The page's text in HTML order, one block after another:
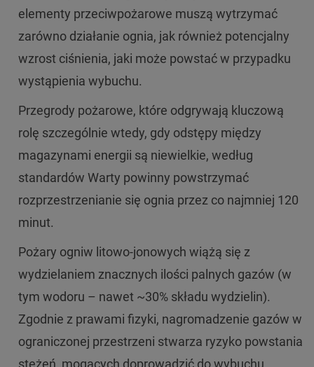
elementy przeciwpożarowe muszą wytrzymać
zarówno działanie ognia, jak również potencjalny
wzrost ciśnienia, jaki może powstać w przypadku
wystąpienia wybuchu.
Przegrody pożarowe, które odgrywają kluczową
rolę szczególnie wtedy, gdy odstępy między
magazynami energii są niewielkie, według
standardów Warty powinny powstrzymać
rozprzestrzenianie się ognia przez co najmniej 120
minut.
Pożary ogniw litowo-jonowych wiążą się z
wydzielaniem znacznych ilości palnych gazów (w
tym wodoru – nawet ~30% składu wydzielin).
Zgodnie z prawami fizyki, nagromadzenie gazów w
ograniczonej przestrzeni stwarza ryzyko powstania